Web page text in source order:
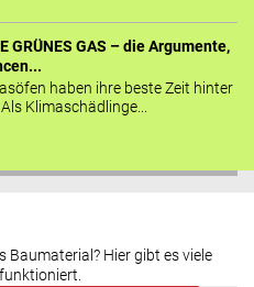
GRÜNES GAS – die Argumente,
haben ihre beste Zeit hinter
Klimaschädlinge...
Hier gibt es viele